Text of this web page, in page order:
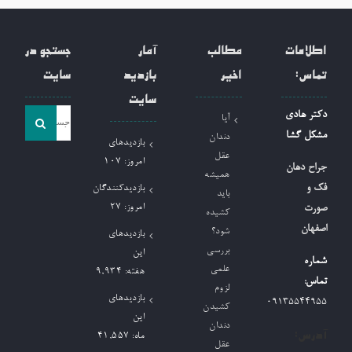
اطلاعات
تماس:
دکتر هادی
مشکل گشا
جراح دهان
فک و
صورت
اصفهان
شماره
تماس:
09135544955
مطالب
اخیر
آیا
دندان
عقل
همیشه
باید
کشیده
شود؟
بررسی
علمی
لزوم
کشیدن
دندان
عقل
آمار
بازدید
سایت
بازدیدهای
امروز: 107
بازدیدکنندگان
امروز: 27
بازدیدهای
این
هفته: 9,934
بازدیدهای
این
ماه: 41,557
جستجو در
سایت